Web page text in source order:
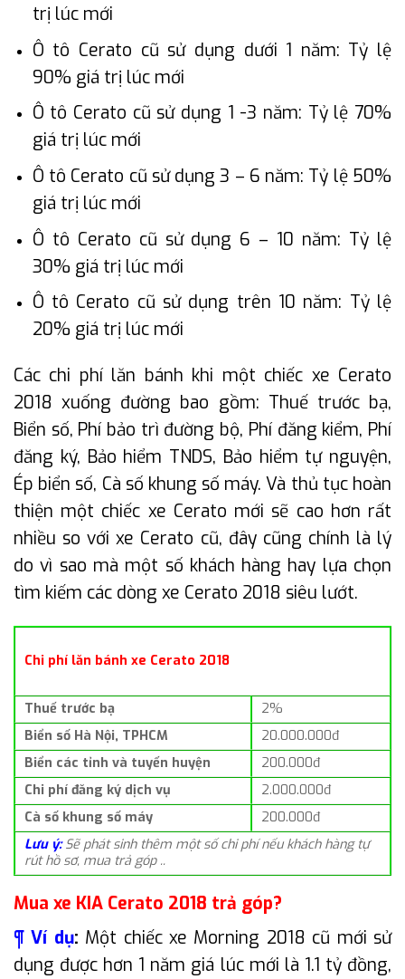
trị lúc mới
Ô tô Cerato cũ sử dụng dưới 1 năm: Tỷ lệ
90% giá trị lúc mới
Ô tô Cerato cũ sử dụng 1 -3 năm: Tỷ lệ 70%
giá trị lúc mới
Ô tô Cerato cũ sử dụng 3 – 6 năm: Tỷ lệ 50%
giá trị lúc mới
Ô tô Cerato cũ sử dụng 6 – 10 năm: Tỷ lệ
30% giá trị lúc mới
Ô tô Cerato cũ sử dụng trên 10 năm: Tỷ lệ
20% giá trị lúc mới
Các chi phí lăn bánh khi một chiếc xe Cerato
2018 xuống đường bao gồm: Thuế trước bạ,
Biển số, Phí bảo trì đường bộ, Phí đăng kiểm, Phí
đăng ký, Bảo hiểm TNDS, Bảo hiểm tự nguyện,
Ép biển số, Cà số khung số máy. Và thủ tục hoàn
thiện một chiếc xe Cerato mới sẽ cao hơn rất
nhiều so với xe Cerato cũ, đây cũng chính là lý
do vì sao mà một số khách hàng hay lựa chọn
tìm kiếm các dòng xe Cerato 2018 siêu lướt.
Chi phí lăn bánh xe Cerato 2018
Thuế trước bạ
2%
Biển số Hà Nội, TPHCM
20.000.000đ
Biển các tỉnh và tuyến huyện
200.000đ
Chi phí đăng ký dịch vụ
2.000.000đ
Cà số khung số máy
200.000đ
Lưu ý: Sẽ phát sinh thêm một số chi phí nếu khách hàng tự
rút hồ sơ, mua trả góp ..
Mua xe KIA Cerato 2018 trả góp?
¶ Ví dụ: Một chiếc xe Morning 2018 cũ mới sử
dụng được hơn 1 năm giá lúc mới là 1.1 tỷ đồng,